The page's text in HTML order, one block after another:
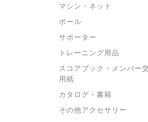
マシン・ネット
ボール
サポーター
トレーニング用品
スコアブック・メンバー
用紙
カタログ・書籍
その他アクセサリー